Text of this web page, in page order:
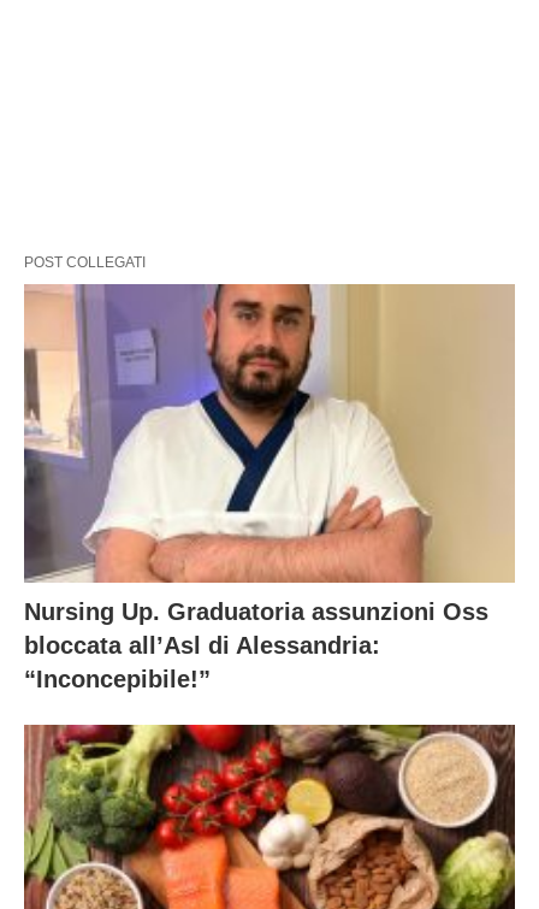
POST COLLEGATI
Nursing Up. Graduatoria assunzioni Oss
bloccata all’Asl di Alessandria:
“Inconcepibile!”